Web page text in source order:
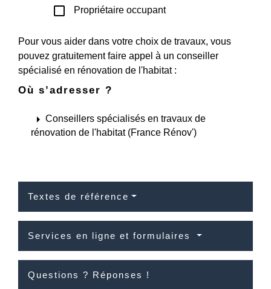
check_box_outline_blank Propriétaire occupant
Pour vous aider dans votre choix de travaux, vous
pouvez gratuitement faire appel à un conseiller
spécialisé en rénovation de l'habitat :
Où s’adresser ?
arrow_right Conseillers spécialisés en travaux de
rénovation de l'habitat (France Rénov')
Textes de référence
Services en ligne et formulaires
Questions ? Réponses !